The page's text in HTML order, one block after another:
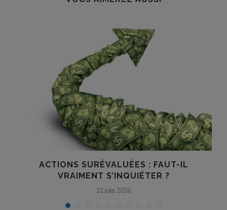
ACTIONS SURÉVALUÉES : FAUT-IL
VRAIMENT S’INQUIÉTER ?
22 juin 2026